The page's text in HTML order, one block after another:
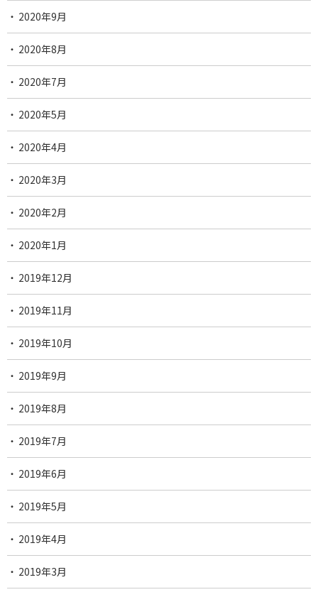
2020年9月
2020年8月
2020年7月
2020年5月
2020年4月
2020年3月
2020年2月
2020年1月
2019年12月
2019年11月
2019年10月
2019年9月
2019年8月
2019年7月
2019年6月
2019年5月
2019年4月
2019年3月